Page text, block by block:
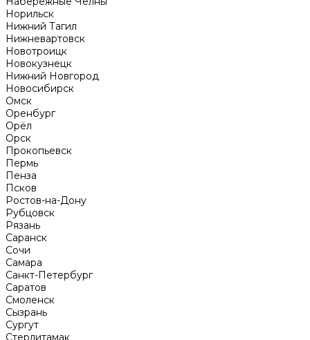
Норильск
Нижний Тагил
Нижневартовск
Новотроицк
Новокузнецк
Нижний Новгород
Новосибирск
Омск
Оренбург
Орёл
Орск
Прокопьевск
Пермь
Пенза
Псков
Ростов-на-Дону
Рубцовск
Рязань
Саранск
Сочи
Самара
Санкт-Петербург
Саратов
Смоленск
Сызрань
Сургут
Стерлитамак